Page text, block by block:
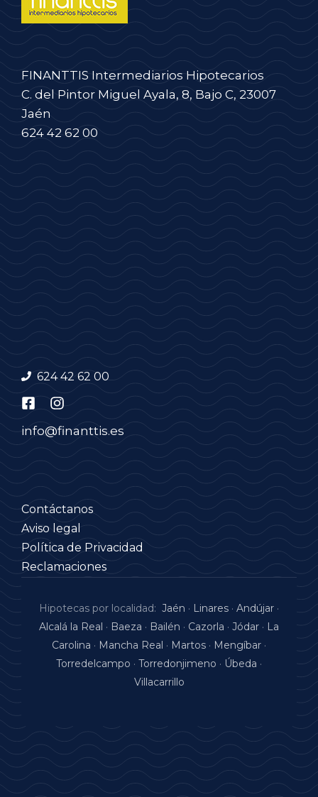
FINANTTIS Intermediarios Hipotecarios
C. del Pintor Miguel Ayala, 8, Bajo C, 23007
Jaén
624 42 62 00
624 42 62 00
info@finanttis.es
Contáctanos
Aviso legal
Política de Privacidad
Reclamaciones
Hipotecas por localidad: Jaén · Linares · Andújar ·
Alcalá la Real · Baeza · Bailén · Cazorla · Jódar · La
Carolina · Mancha Real · Martos · Mengíbar ·
Torredelcampo · Torredonjimeno · Úbeda ·
Villacarrillo